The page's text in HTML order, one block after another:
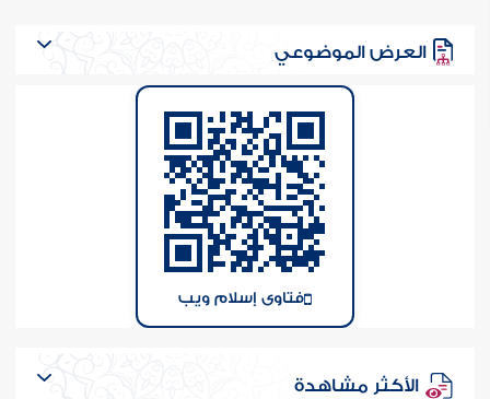
العرض الموضوعي
فتاوى إسلام ويب
الأكثر مشاهدة